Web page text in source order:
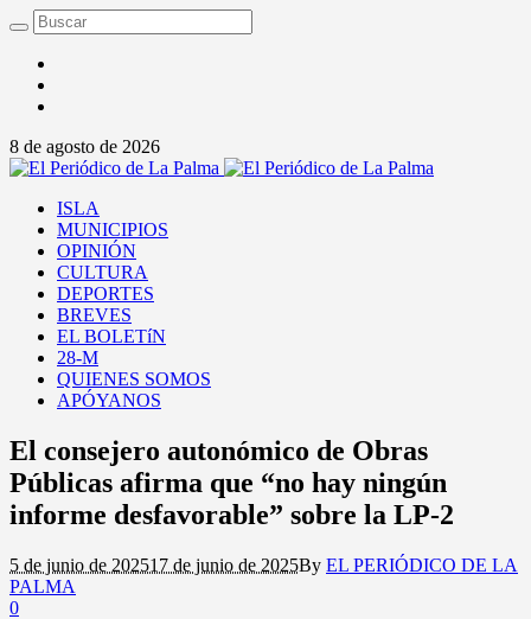
8 de agosto de 2026
ISLA
MUNICIPIOS
OPINIÓN
CULTURA
DEPORTES
BREVES
EL BOLETíN
28-M
QUIENES SOMOS
APÓYANOS
El consejero autonómico de Obras
Públicas afirma que “no hay ningún
informe desfavorable” sobre la LP-2
5 de junio de 202517 de junio de 2025By EL PERIÓDICO DE LA
PALMA
0